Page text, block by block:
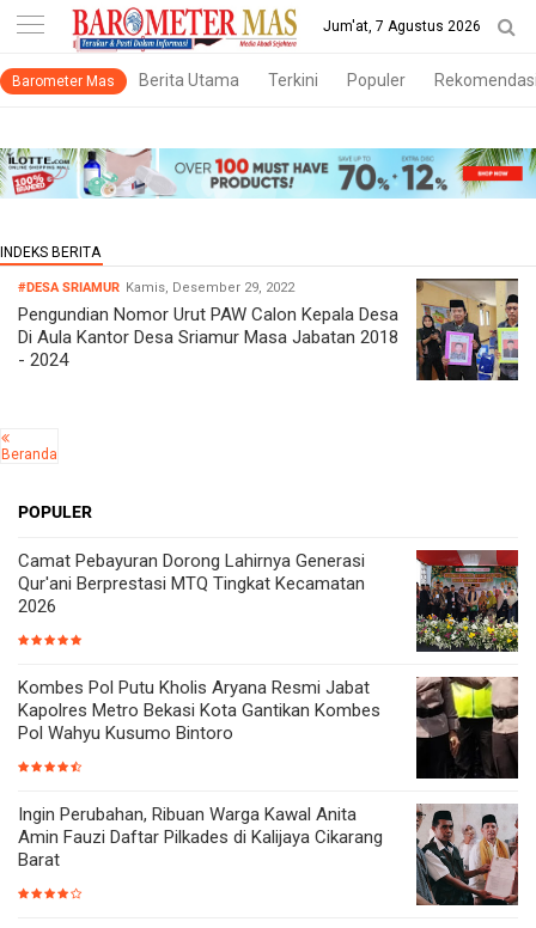
-->
Jum'at, 7 Agustus 2026
Barometer Mas Berita Utama Terkini Populer
#DESA SRIAMUR Kamis, Desember 29, 2022
Pengundian Nomor Urut PAW Calon Kepala Desa
Di Aula Kantor Desa Sriamur Masa Jabatan 2018
- 2024
Beranda
POPULER
Camat Pebayuran Dorong Lahirnya Generasi
Qur'ani Berprestasi MTQ Tingkat Kecamatan
2026
Kombes Pol Putu Kholis Aryana Resmi Jabat
Kapolres Metro Bekasi Kota Gantikan Kombes
Pol Wahyu Kusumo Bintoro
Ingin Perubahan, Ribuan Warga Kawal Anita
Amin Fauzi Daftar Pilkades di Kalijaya Cikarang
Barat